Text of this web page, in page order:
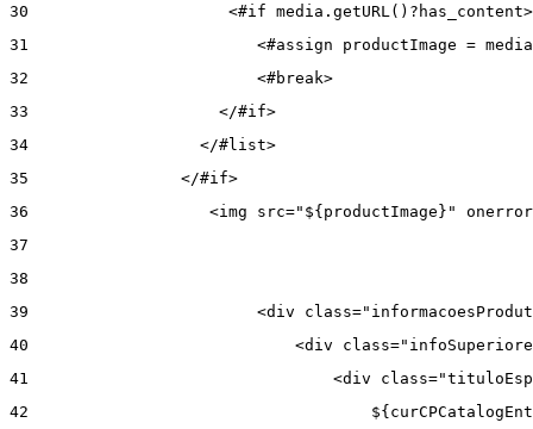
30
<#if
31
<#assign productImage =
32
                        <#break>
33
                    </#if>
34
                  </#list>
35
                </#if>
36
<img src="${productImage}"
37
38
39
<div
40
<div
41
<div
42